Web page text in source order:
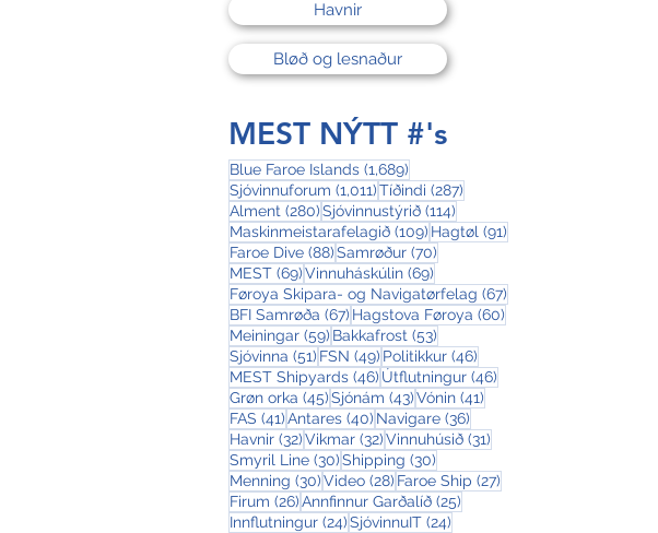
Havnir
Bløð og lesnaður
MEST NÝTT #'s
Blue Faroe Islands (1,689)
Sjóvinnuforum (1,011)1,011 posts
Tíðindi (287)
Alment (280)280 posts
Sjóvinnustýrið (114)
Maskinmeistarafelagið (109) 109 posts
Hagtøl (91)
Faroe Dive (88)88 posts
Samrøður (70)
MEST (69)69 posts
Vinnuháskúlin (69)
Føroya Skipara- og Navigatørfelag (67)
BFI Samrøða (67) 67 posts
Hagstova Føroya (60)
Meiningar (59) 59 posts
Bakkafrost (53)
Sjóvinna (51) 51 posts
FSN (49) 49 posts
Politikkur (46)
MEST Shipyards (46) 46 posts
Útflutningur (46)
Grøn orka (45)45 posts
Sjónám (43)43 posts
Vónin (41)
FAS (41)41 posts
Antares (40) 40 posts
Navigare (36)
Havnir (32)32 posts
Vikmar (32)32 posts
Vinnuhúsið (31)
Smyril Line (30)30 posts
Shipping (30)
Menning (30)30 posts
Video (28) 28 posts
Faroe Ship (27)
Firum (26)26 posts
Annfinnur Garðalíð (25)
Innflutningur (24)24 posts
SjóvinnuIT (24)